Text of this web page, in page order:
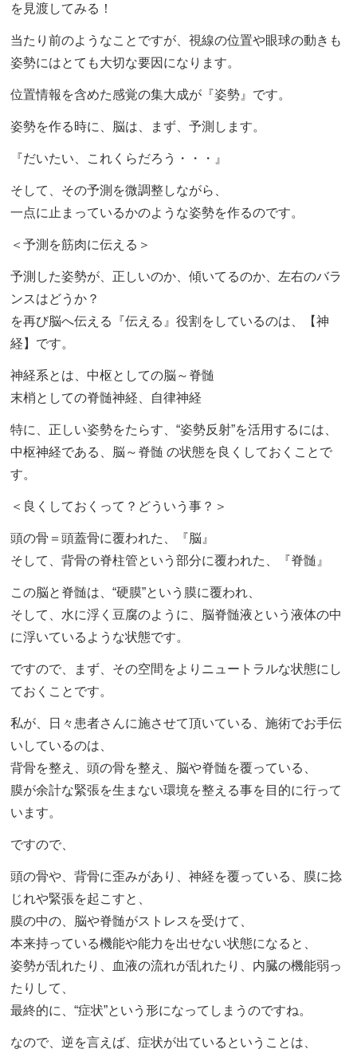
を見渡してみる！
当たり前のようなことですが、視線の位置や眼球の動きも
姿勢にはとても大切な要因になります。
位置情報を含めた感覚の集大成が『姿勢』です。
姿勢を作る時に、脳は、まず、予測します。
『だいたい、これくらだろう・・・』
そして、その予測を微調整しながら、
一点に止まっているかのような姿勢を作るのです。
＜予測を筋肉に伝える＞
予測した姿勢が、正しいのか、傾いてるのか、左右のバラ
ンスはどうか？
を再び脳へ伝える『伝える』役割をしているのは、【神
経】です。
神経系とは、中枢としての脳～脊髄
末梢としての脊髄神経、自律神経
特に、正しい姿勢をたらす、“姿勢反射”を活用するには、
中枢神経である、脳～脊髄 の状態を良くしておくことで
す。
＜良くしておくって？どういう事？＞
頭の骨＝頭蓋骨に覆われた、『脳』
そして、背骨の脊柱管という部分に覆われた、『脊髄』
この脳と脊髄は、“硬膜”という膜に覆われ、
そして、水に浮く豆腐のように、脳脊髄液という液体の中
に浮いているような状態です。
ですので、まず、その空間をよりニュートラルな状態にし
ておくことです。
私が、日々患者さんに施させて頂いている、施術でお手伝
いしているのは、
背骨を整え、頭の骨を整え、脳や脊髄を覆っている、
膜が余計な緊張を生まない環境を整える事を目的に行って
います。
ですので、
頭の骨や、背骨に歪みがあり、神経を覆っている、膜に捻
じれや緊張を起こすと、
膜の中の、脳や脊髄がストレスを受けて、
本来持っている機能や能力を出せない状態になると、
姿勢が乱れたり、血液の流れが乱れたり、内臓の機能弱っ
たりして、
最終的に、“症状”という形になってしまうのですね。
なので、逆を言えば、症状が出ているということは、